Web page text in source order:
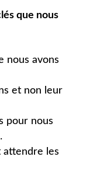
que nous
nous avons
et non leur
pour nous
attendre les